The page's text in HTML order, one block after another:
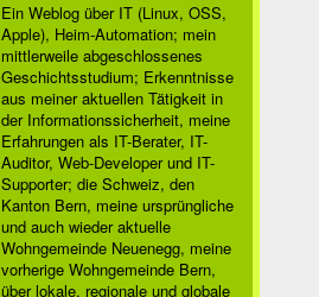
Ein Weblog über IT (Linux, OSS,
Apple), Heim-Automation; mein
mittlerweile abgeschlossenes
Geschichtsstudium; Erkenntnisse
aus meiner aktuellen Tätigkeit in
der Informationssicherheit, meine
Erfahrungen als IT-Berater, IT-
Auditor, Web-Developer und IT-
Supporter; die Schweiz, den
Kanton Bern, meine ursprüngliche
und auch wieder aktuelle
Wohngemeinde Neuenegg, meine
vorherige Wohngemeinde Bern,
über lokale, regionale und globale